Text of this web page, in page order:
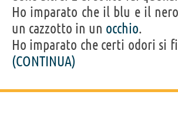
Ho imparato che il blu e il
un cazzotto in un occhio.
Ho imparato che certi odori si
(CONTINUA)